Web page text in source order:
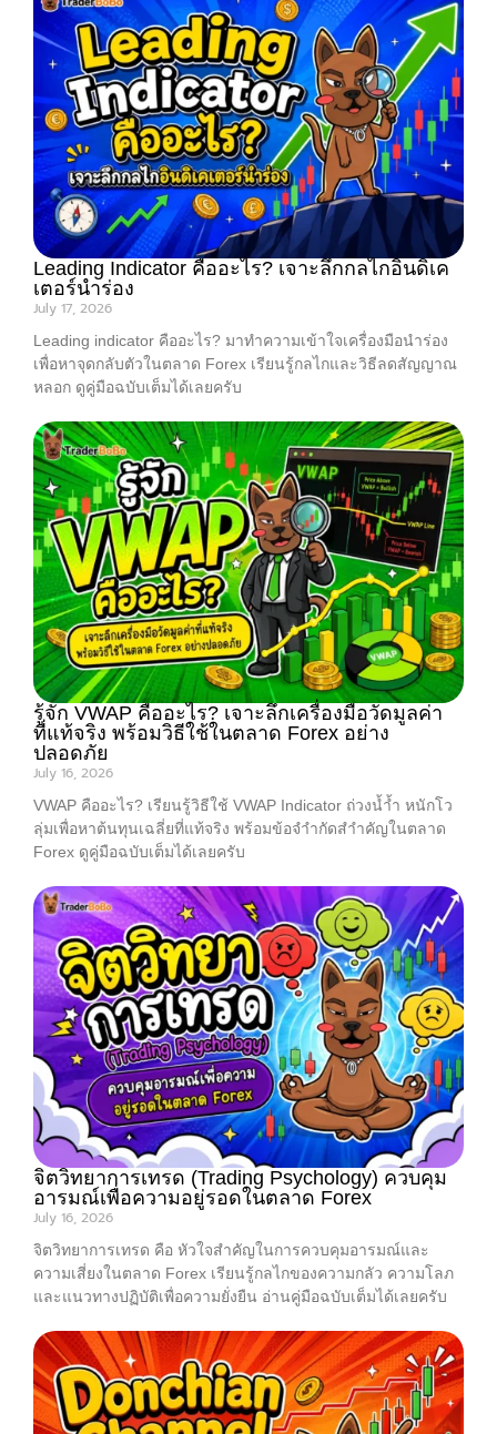
Leading Indicator คืออะไร? เจาะลึกกลไกอินดิเค
เตอร์นำร่อง
July 17, 2026
Leading indicator คืออะไร? มาทำความเข้าใจเครื่องมือนำร่อง
เพื่อหาจุดกลับตัวในตลาด Forex เรียนรู้กลไกและวิธีลดสัญญาณ
หลอก ดูคู่มือฉบับเต็มได้เลยครับ
รู้จัก VWAP คืออะไร? เจาะลึกเครื่องมือวัดมูลค่า
ที่แท้จริง พร้อมวิธีใช้ในตลาด Forex อย่าง
ปลอดภัย
July 16, 2026
VWAP คืออะไร? เรียนรู้วิธีใช้ VWAP Indicator ถ่วงน้ำ้ำ หนักโว
ลุ่มเพื่อหาต้นทุนเฉลี่ยที่แท้จริง พร้อมข้อจำำกัดสำำคัญในตลาด
Forex ดูคู่มือฉบับเต็มได้เลยครับ
จิตวิทยาการเทรด (Trading Psychology) ควบคุม
อารมณ์เพื่อความอยู่รอดในตลาด Forex
July 16, 2026
จิตวิทยาการเทรด คือ หัวใจสำคัญในการควบคุมอารมณ์และ
ความเสี่ยงในตลาด Forex เรียนรู้กลไกของความกลัว ความโลภ
และแนวทางปฏิบัติเพื่อความยั่งยืน อ่านคู่มือฉบับเต็มได้เลยครับ